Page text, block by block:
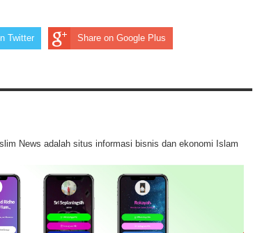
Twitter Share on Google Plus
News adalah situs informasi bisnis dan ekonomi Islam